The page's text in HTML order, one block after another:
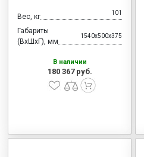
Вес, кг 101
Габариты
(ВхШхГ), мм
1540x500x375
В наличии
180 367 руб.